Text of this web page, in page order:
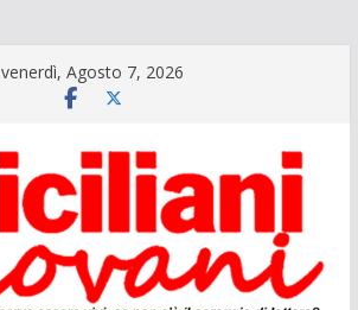
venerdì, Agosto 7, 2026